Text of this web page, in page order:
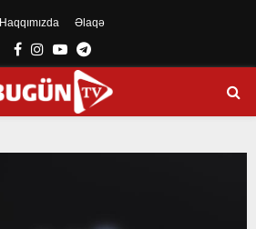
Haqqımızda Əlaqə
Facebook
Instagram
YoutubeTelegram